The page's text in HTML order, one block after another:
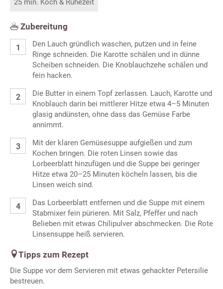
25 min. Koch & Ruhezeit
Zubereitung
Den Lauch gründlich waschen, putzen und in feine
Ringe schneiden. Die Karotte schälen und in dünne
Scheiben schneiden. Die Knoblauchzehe schälen und
fein hacken.
Die Butter in einem Topf zerlassen. Lauch, Karotte und
Knoblauch darin bei mittlerer Hitze etwa 4–5 Minuten
glasig andünsten, ohne dass das Gemüse Farbe
annimmt.
Mit der klaren Gemüsesuppe aufgießen und zum
Kochen bringen. Die roten Linsen sowie das
Lorbeerblatt hinzufügen und die Suppe bei geringer
Hitze etwa 20–25 Minuten köcheln lassen, bis die
Linsen weich sind.
Das Lorbeerblatt entfernen und die Suppe mit einem
Stabmixer fein pürieren. Mit Salz, Pfeffer und nach
Belieben mit etwas Chilipulver abschmecken. Die Rote
Linsensuppe heiß servieren.
Tipps zum Rezept
Die Suppe vor dem Servieren mit etwas gehackter Petersilie
bestreuen.